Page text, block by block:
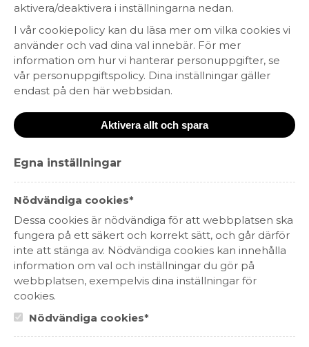
Periquita Rosé Alcohol Free
64 kr(nr. 1931)• Alkoholfritt Portugal
Återkommande alkoholfri roséfavorit från Periquita! 15 maj släpps 15000
Bärig, pärlande dryck med inslag av smultron, röda vinbär, örter och citrus.
Serveras vid 8-10°C som sällskapsdryck, till vegetariskt eller till rätter av fisk.
Information
Druvsort
Syrah
Årgång
Alkoholhalt
0,5%
Storlek
750 ml
Förpackning
Detaljer
15 maj 2026
Antal/kolli
12
aktivera/deaktivera i inställningarna nedan.
I vår cookiepolicy kan du läsa mer om vilka cookies vi
använder och vad dina val innebär. För mer
information om hur vi hanterar personuppgifter, se
vår personuppgiftspolicy. Dina inställningar gäller
endast på den här webbsidan.
Aktivera allt och spara
Egna inställningar
Nödvändiga cookies*
Dessa cookies är nödvändiga för att webbplatsen ska
fungera på ett säkert och korrekt sätt, och går därför
inte att stänga av. Nödvändiga cookies kan innehålla
information om val och inställningar du gör på
webbplatsen, exempelvis dina inställningar för
cookies.
Nödvändiga cookies*